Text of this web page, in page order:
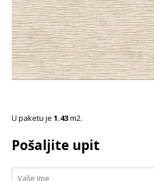
U paketu je 1.43m2.
Pošaljite upit